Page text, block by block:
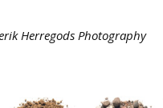
Herregods Photography